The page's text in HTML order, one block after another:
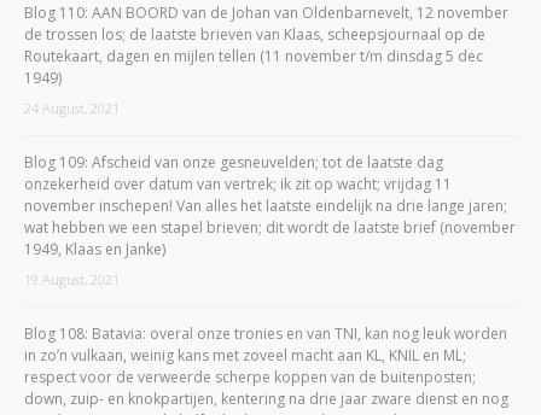
Blog 110: AAN BOORD van de Johan van Oldenbarnevelt, 12 november
de trossen los; de laatste brieven van Klaas, scheepsjournaal op de
Routekaart, dagen en mijlen tellen (11 november t/m dinsdag 5 dec
1949)
24 August, 2021
Blog 109: Afscheid van onze gesneuvelden; tot de laatste dag
onzekerheid over datum van vertrek; ik zit op wacht; vrijdag 11
november inschepen! Van alles het laatste eindelijk na drie lange jaren;
wat hebben we een stapel brieven; dit wordt de laatste brief (november
1949, Klaas en Janke)
19 August, 2021
Blog 108: Batavia: overal onze tronies en van TNI, kan nog leuk worden
in zo’n vulkaan, weinig kans met zoveel macht aan KL, KNIL en ML;
respect voor de verweerde scherpe koppen van de buitenposten;
down, zuip- en knokpartijen, kentering na drie jaar zware dienst en nog